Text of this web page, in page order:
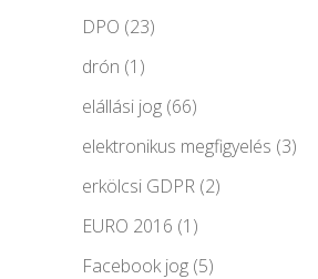
DPO (23)
drón (1)
elállási jog (66)
elektronikus megfigyelés (3)
erkölcsi GDPR (2)
EURO 2016 (1)
Facebook jog (5)